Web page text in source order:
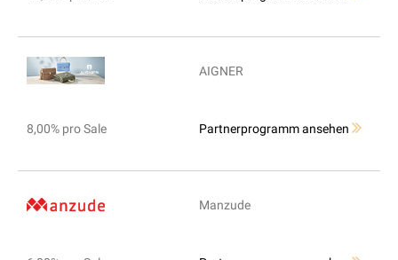
AIGNER
8,00% pro Sale Partnerprogramm ansehen
Manzude